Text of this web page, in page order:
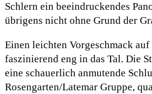
Schlern ein beeindruckendes
übrigens nicht ohne Grund der
Einen leichten Vorgeschmack
faszinierend eng in das Tal. Die
eine schauerlich anmutende
Rosengarten/Latemar Gruppe,